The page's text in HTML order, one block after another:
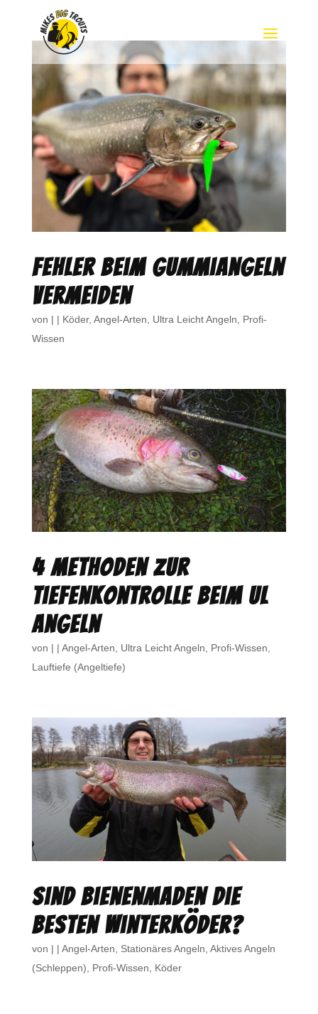
Fehler beim Gummiangeln
vermeiden
von | | Köder, Angel-Arten Ultra Leicht Angeln
Profi-
Wissen
4 Methoden zur
Tiefenkontrolle beim UL
Angeln
von | | Angel-Arten, Ultra Leicht Angeln, Profi-Wissen,
Lauftiefe (Angeltiefe)
Sind Bienenmaden die
besten Winterköder?
von | | Angel-Arten Stationäres Angeln Aktives Angeln
(Schleppen)
Profi-Wissen Köder